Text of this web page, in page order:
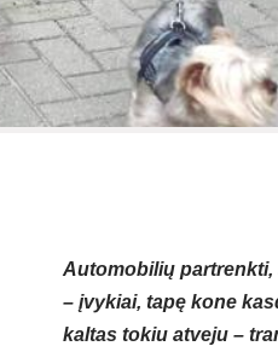
Automobilių
– įvykiai, tapę kone
kaltas tokiu atveju –